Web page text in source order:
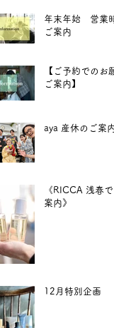
年末年始 営業
ご案内
【ご予約でのお
ご案内】
aya 産休のご案
《RICCA 浅春で
案内》
12月特別企画